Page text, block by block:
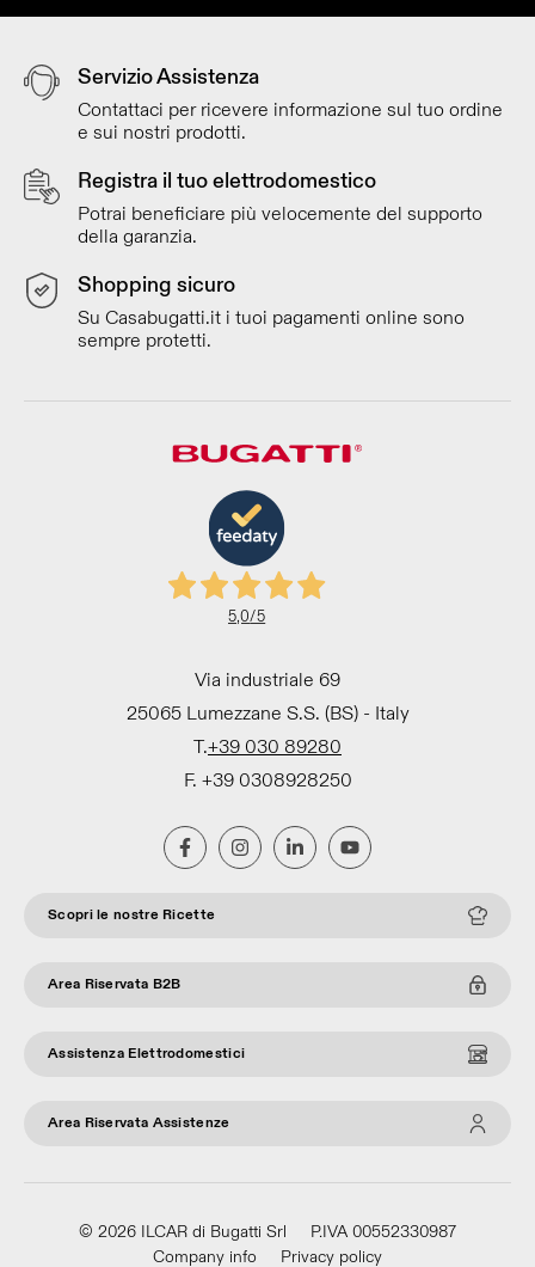
Servizio Assistenza
Contattaci per ricevere informazione sul tuo ordine
e sui nostri prodotti.
Registra il tuo elettrodomestico
Potrai beneficiare più velocemente del supporto
della garanzia.
Shopping sicuro
Su Casabugatti.it i tuoi pagamenti online sono
sempre protetti.
5,0/5
Via industriale 69
25065 Lumezzane S.S. (BS) - Italy
T.+39 030 89280
F. +39 0308928250
Scopri le nostre Ricette
Area Riservata B2B
Assistenza Elettrodomestici
Area Riservata Assistenze
© 2026 ILCAR di Bugatti Srl
P.IVA 00552330987
Company info
Privacy policy